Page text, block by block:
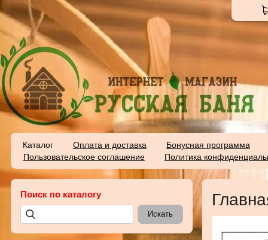
Каталог Оплата и доставка
Бонусная программа
Пользовательское соглашение
Политика
Поиск по каталогу